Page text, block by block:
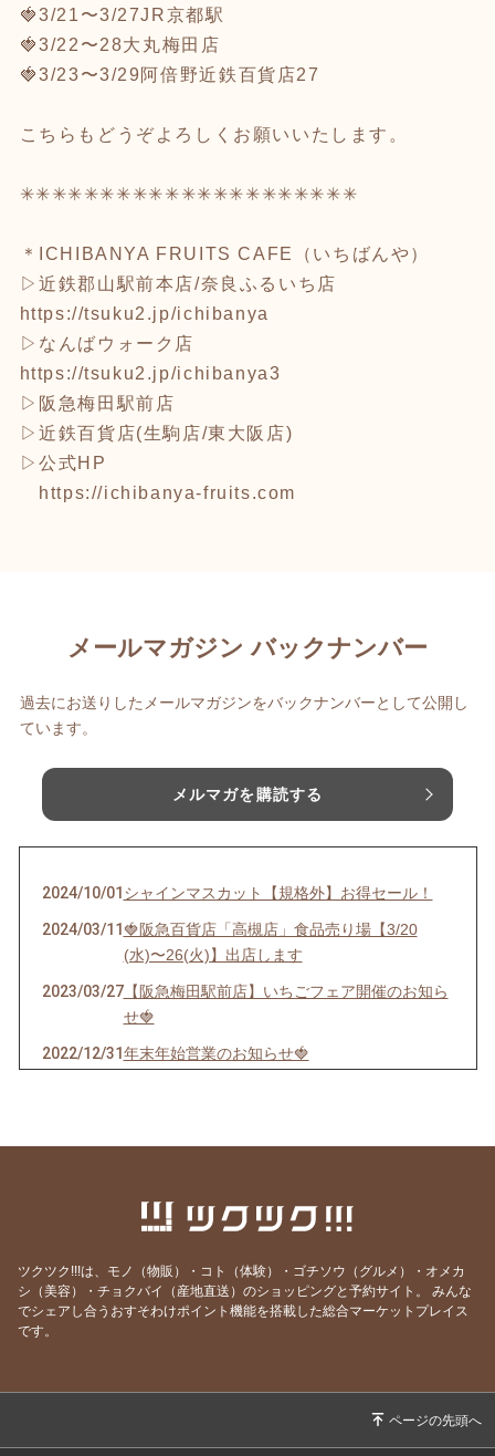
🍓3/21〜3/27JR京都駅
🍓3/22〜28大丸梅田店
🍓3/23〜3/29阿倍野近鉄百貨店27
こちらもどうぞよろしくお願いいたします。
✳︎✳︎✳︎✳︎✳︎✳︎✳︎✳︎✳︎✳︎✳︎✳︎✳︎✳︎✳︎✳︎✳︎✳︎✳︎✳︎✳︎
＊ICHIBANYA FRUITS CAFE（いちばんや）
▷近鉄郡山駅前本店/奈良ふるいち店
https://tsuku2.jp/ichibanya
▷なんばウォーク店
https://tsuku2.jp/ichibanya3
▷阪急梅田駅前店
▷近鉄百貨店(生駒店/東大阪店)
▷公式HP
https://ichibanya-fruits.com
メールマガジン バックナンバー
過去にお送りしたメールマガジンをバックナンバーとして公開し
ています。
メルマガを購読する
2024/10/01 シャインマスカット【規格外】お得セール！
2024/03/11 🍓阪急百貨店「高槻店」食品売り場【3/20
(水)〜26(火)】出店します
2023/03/27【阪急梅田駅前店】いちごフェア開催のお知ら
せ🍓
2022/12/31年末年始営業のお知らせ🍓
フルーツサンドICHIBANYA【ポイント増やそう
2021/05/20お得！おいしいプリン発見👀‼️
2021/03/29 3月29日‼︎なんばウォーク店OPEN🍓のお知らせ
お得！キャベツ1箱8玉入り400円(税込)👛
ツクツク!!!は、モノ（物販）・コト（体験）・ゴチソウ（グルメ）・オメカ
シ（美容）・チョクバイ（産地直送）のショッピングと予約サイト。
みんな
でシェアし合うおすそわけポイント機能を搭載した総合マーケットプレイス
です。